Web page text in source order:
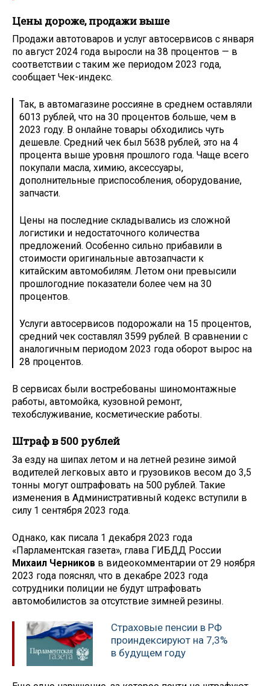
Цены дороже, продажи выше
Продажи автотоваров и услуг автосервисов с января
по август 2024 года выросли на 38 процентов — в
соответствии с таким же периодом 2023 года,
сообщает Чек-индекс.
Так, в автомагазине россияне в среднем оставляли
6013 рублей, что на 30 процентов больше, чем в
2023 году. В онлайне товары обходились чуть
дешевле. Средний чек был 5638 рублей, это на 4
процента выше уровня прошлого года. Чаще всего
покупали масла, химию, аксессуары,
дополнительные приспособления, оборудование,
запчасти.
Цены на последние складывались из сложной
логистики и недостаточного количества
предложений. Особенно сильно прибавили в
стоимости оригинальные автозапчасти к
китайским автомобилям. Летом они превысили
прошлогодние показатели более чем на 30
процентов.
Услуги автосервисов подорожали на 15 процентов,
средний чек составлял 3599 рублей. В сравнении с
аналогичным периодом 2023 года оборот вырос на
28 процентов.
В сервисах были востребованы шиномонтажные
работы, автомойка, кузовной ремонт,
техобслуживание, косметические работы.
Штраф в 500 рублей
За езду на шипах летом и на летней резине зимой
водителей легковых авто и грузовиков весом до 3,5
тонны могут оштрафовать на 500 рублей. Такие
изменения в Административный кодекс вступили в
силу 1 сентября 2023 года.
Однако, как писала 1 декабря 2023 года
«Парламентская газета», глава ГИБДД России
Михаил Черников в видеокомментарии от 29 ноября
2023 года пояснял, что в декабре 2023 года
сотрудники полиции не будут штрафовать
автомобилистов за отсутствие зимней резины.
Страховые пенсии в РФ
проиндексируют на 7,3%
в будущем году